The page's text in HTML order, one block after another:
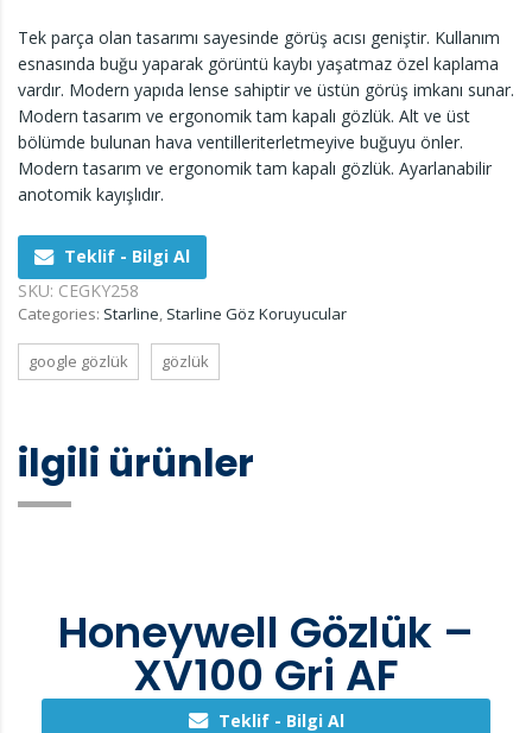
Tek parça olan tasarımı sayesinde görüş acısı geniştir. Kullanım
esnasında buğu yaparak görüntü kaybı yaşatmaz özel kaplama
vardır. Modern yapıda lense sahiptir ve üstün görüş imkanı sunar.
Modern tasarım ve ergonomik tam kapalı gözlük. Alt ve üst
bölümde bulunan hava ventilleriterletmeyive buğuyu önler.
Modern tasarım ve ergonomik tam kapalı gözlük. Ayarlanabilir
anotomik kayışlıdır.
Teklif - Bilgi Al
SKU: CEGKY258
Categories: Starline, Starline Göz Koruyucular
google gözlük gözlük
ilgili ürünler
Honeywell Gözlük –
XV100 Gri AF
Teklif - Bilgi Al